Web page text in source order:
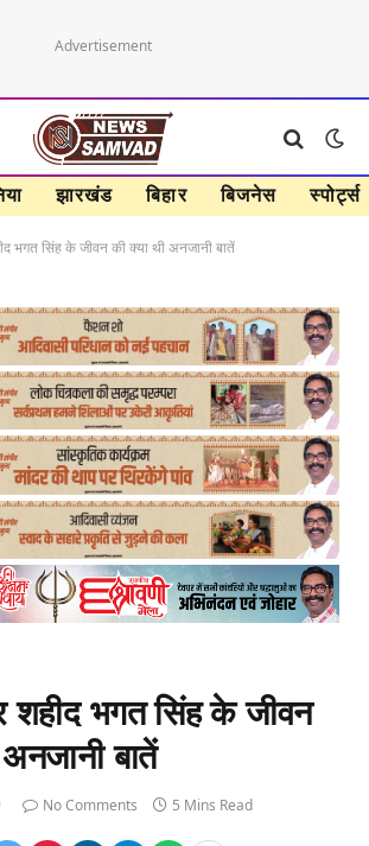
Advertisement
झारखंड बिहार बिजनेस स्पोर्ट्स
भगत सिंह के जीवन की क्या थी अनजानी बातें
शहीद भगत सिंह के जीवन
बातें
No Comments 5 Mins Read